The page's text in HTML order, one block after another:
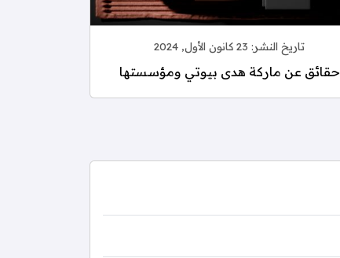
تاريخ النشر: 23 كانون الأول, 2024
حقائق عن ماركة هدى بيوتي ومؤسستها